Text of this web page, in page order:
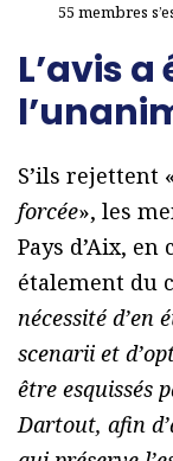
55 membres
L’avis
S’ils rejettent «
forcée», les
Pays d’Aix,
étalement du
nécessité d’en
scenarii et
être esquissés
Dartout, afin